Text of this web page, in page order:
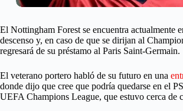
El Nottingham Forest se encuentra actualmente
descenso y, en caso de que se dirijan al
regresará de su préstamo al Paris Saint-Germain.
El veterano portero habló de su futuro en una
donde dijo que cree que podría quedarse en el
UEFA Champions League, que estuvo cerca de